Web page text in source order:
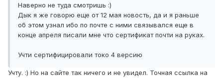
Наверно не туда смотришь :)
Дык я же говорю еще от 12 мая новость, да и я раньше
об этом узнал ибо по почте с ними связывался еще в
конце апреля писали мне что сертификат почти на руках.
Учти сертифицировали токо 4 версию
Учту. :) Но на сайте так ничего и не увидел. Точная ссылка на